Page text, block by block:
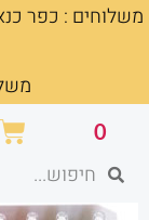
דילוג
משלוחים : כפר
0
חיפושחיפוש